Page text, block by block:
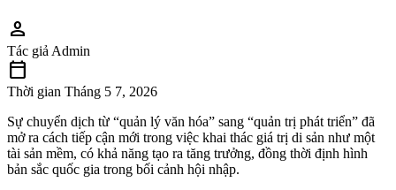
person
Tác giả Admin
calendar_today
Thời gian Tháng 5 7, 2026
Sự chuyển dịch từ “quản lý văn hóa” sang “quản trị phát triển” đã
mở ra cách tiếp cận mới trong việc khai thác giá trị di sản như một
tài sản mềm, có khả năng tạo ra tăng trưởng, đồng thời định hình
bản sắc quốc gia trong bối cảnh hội nhập.